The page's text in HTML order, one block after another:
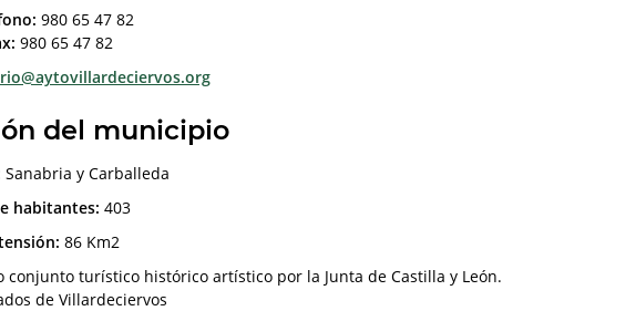
980 65 47 82
980 65 47 82
del municipio
Sanabria y Carballeda
habitantes: 403
86 Km2
conjunto turístico histórico artístico por la Junta de Castilla y León.
de Villardeciervos